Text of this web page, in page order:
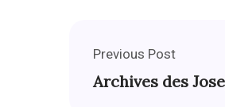
Previous Post
Archives des